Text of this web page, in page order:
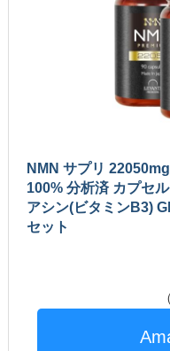
NMN サプリ
100% 分析済 カプセ
アシン(ビタミンB3)
セット